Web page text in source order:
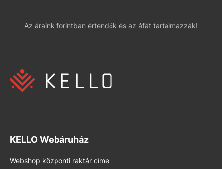
Az áraink forintban értendők és az áfát tartalmazzák!
KELLO Webáruház
Webshop központi raktár címe